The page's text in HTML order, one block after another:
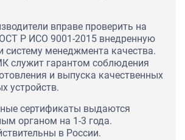
вправе проверить на
Р ИСО 9001-2015 внедренную
систему менеджмента качества.
служит гарантом соблюдения
и выпуска качественных
устройств.
сертификаты выдаются
органом на 1-3 года.
в России.